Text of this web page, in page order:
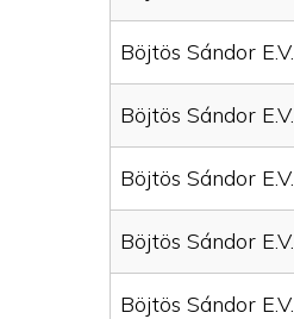
Böjtös Sándor E.V.
Böjtös Sándor E.V.
Böjtös Sándor E.V.
Böjtös Sándor E.V.
Böjtös Sándor E.V.